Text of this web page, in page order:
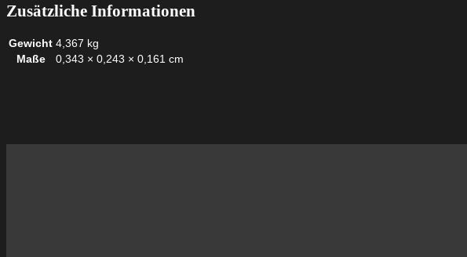
Zusätzliche Informationen
Gewicht 4,367 kg
Maße
0,343 × 0,243 × 0,161 cm